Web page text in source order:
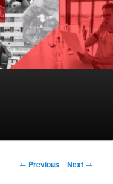
Post
← Previous Next →